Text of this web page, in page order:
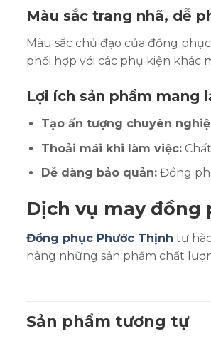
Màu sắc trang nhã, dễ
Màu sắc chủ đạo của đồng
phối hợp với các phụ kiện khác
Lợi ích sản phẩm mang
Tạo ấn tượng chuyên
Thoải mái khi làm việc:
Dễ dàng bảo quản:Đồng
Dịch vụ may
Đồng phục Phước Thịnh tự
hàng những sản phẩm chất
Sản phẩm tương tự